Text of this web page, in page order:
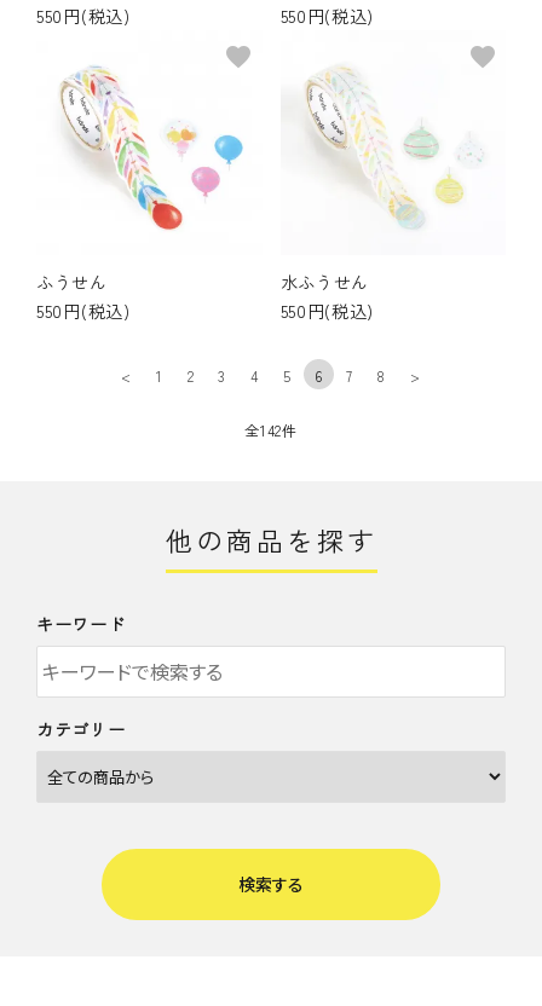
550円(税込)
550円(税込)
ふうせん
550円(税込)
favorite
水ふうせん
550円(税込)
favorite
< 1 2 3 4 5 6 7 8 >
全142件
他の商品を探す
キーワード
カテゴリー
検索する